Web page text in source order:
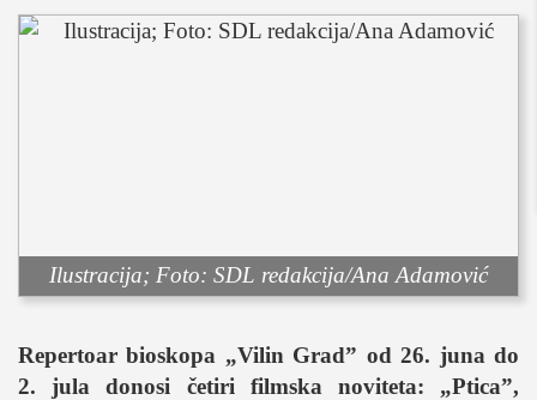
košarka
rukomet
e-sport
ostali sportovi
Ilustracija; Foto: SDL redakcija/Ana Adamović
Repertoar bioskopa „Vilin Grad” od 26. juna do
2. jula donosi četiri filmska noviteta: „Ptica”,